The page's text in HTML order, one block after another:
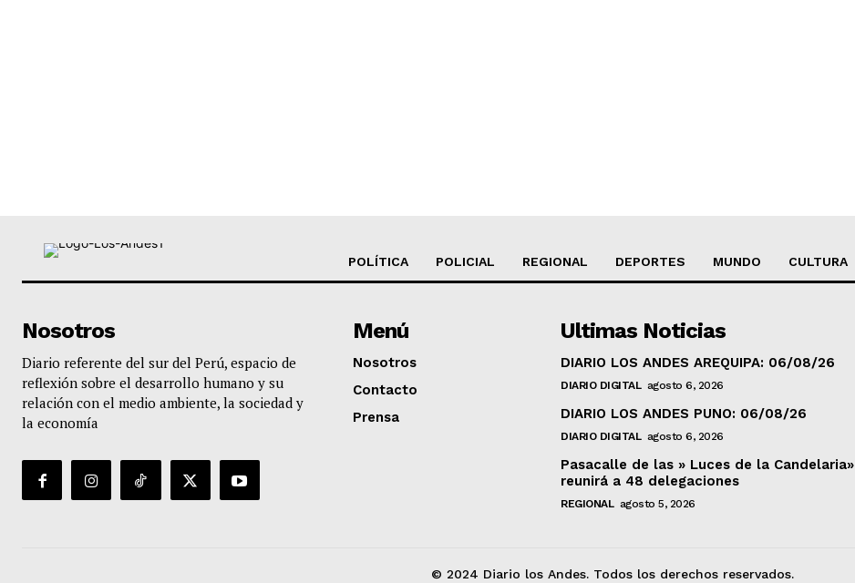
POLÍTICA POLICIAL REGIONAL DEPORTES MUNDO CULTURA
Nosotros
Diario referente del sur del Perú, espacio de
reflexión sobre el desarrollo humano y su
relación con el medio ambiente, la sociedad y
la economía
Menú
Nosotros
Contacto
Prensa
Ultimas Noticias
DIARIO LOS ANDES AREQUIPA: 06/08/26
DIARIO DIGITAL agosto 6, 2026
DIARIO LOS ANDES PUNO: 06/08/26
DIARIO DIGITAL agosto 6, 2026
Pasacalle de las » Luces de la Candelaria»
reunirá a 48 delegaciones
REGIONAL agosto 5, 2026
© 2024 Diario los Andes. Todos los derechos reservados.